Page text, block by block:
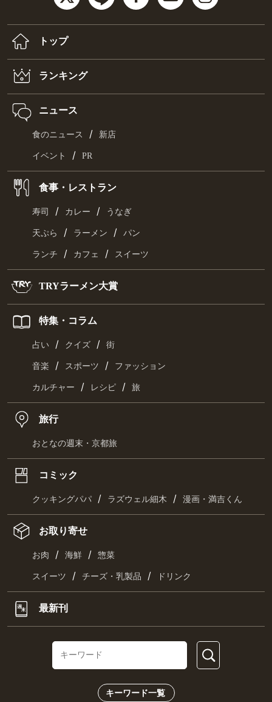
トップ
ランキング
ニュース
食のニュース / 新店
イベント / PR
食事・レストラン
寿司 / カレー / うなぎ
天ぷら / ラーメン / パン
ランチ / カフェ / スイーツ
TRYラーメン大賞
特集・コラム
占い / クイズ / 街
音楽 / スポーツ / ファッション
カルチャー / レシピ / 旅
旅行
おとなの週末・京都旅
コミック
クッキングパパ / ラズウェル細木 / 漫画・満吉くん
お取り寄せ
お肉 / 海鮮 / 惣菜
スイーツ / チーズ・乳製品 / ドリンク
最新刊
キーワード一覧